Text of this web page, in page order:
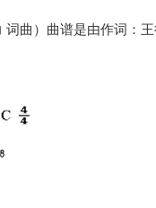
词曲）曲谱是由作词：